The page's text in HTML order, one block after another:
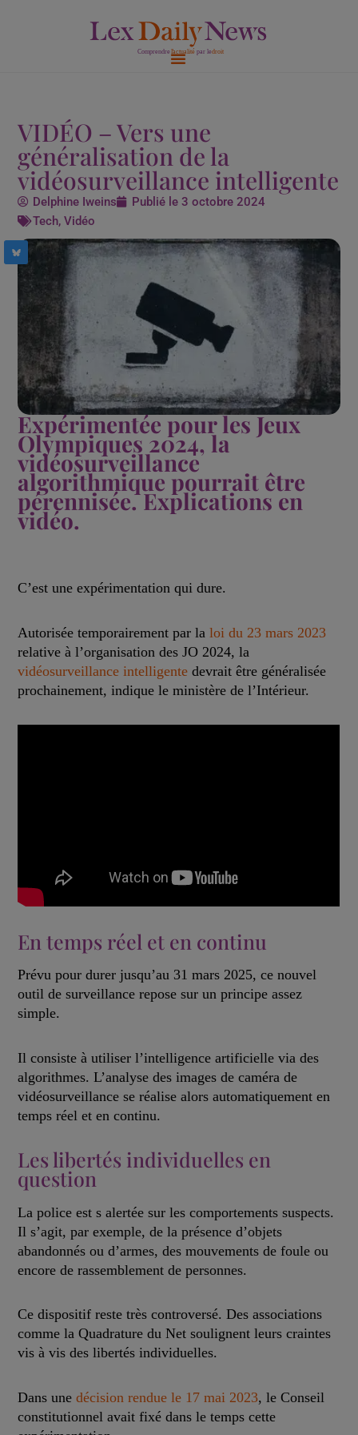
VIDÉO – Vers une
généralisation de la
vidéosurveillance intelligente
Delphine Iweins Publié le3 octobre 2024
Tech,Vidéo
Expérimentée pour les Jeux
Olympiques 2024, la
vidéosurveillance
algorithmique pourrait être
pérennisée. Explications en
vidéo.
C’est une expérimentation qui dure.
Autorisée temporairement par laloi du 23 mars 2023
relative à l’organisation des JO 2024, la
vidéosurveillance intelligente devrait être généralisée
prochainement, indique le ministère de l’Intérieur.
En temps réel et en continu
Prévu pour durer jusqu’au 31 mars 2025, ce nouvel
outil de surveillance repose sur un principe assez
simple.
Il consiste à utiliser l’intelligence artificielle via des
algorithmes. L’analyse des images de caméra de
vidéosurveillance se réalise alors automatiquement en
temps réel et en continu.
Les libertés individuelles en
question
La police est s alertée sur les comportements suspects.
Il s’agit, par exemple, de la présence d’objets
abandonnés ou d’armes, des mouvements de foule ou
encore de rassemblement de personnes.
Ce dispositif reste très controversé. Des associations
comme la Quadrature du Net soulignent leurs craintes
vis à vis des libertés individuelles.
Dans unedécision rendue le 17 mai 2023, le Conseil
constitutionnel avait fixé dans le temps cette